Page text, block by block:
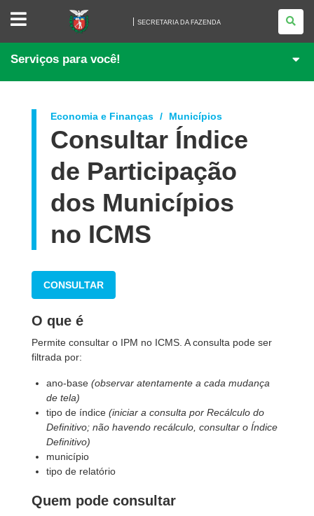
SECRETARIA
FAZENDA
SECRETARIA DA FAZENDA
Serviços para você!
Economia e Finanças Municípios
Consultar Índice
de Participação
dos Municípios
no ICMS
CONSULTAR
O que é
Permite consultar o IPM no ICMS. A consulta pode ser
filtrada por:
ano-base(observar atentamente a cada mudança
de tela)
tipo de índice(iniciar a consulta por Recálculo do
Definitivo; não havendo recálculo, consultar o Índice
Definitivo)
município
tipo de relatório
Quem pode consultar